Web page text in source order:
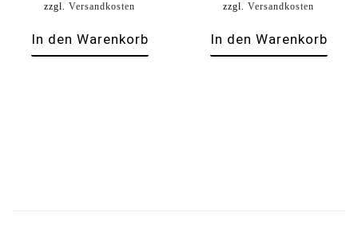
zzgl. Versandkosten
In den Warenkorb
zzgl. Versandkosten
In den Warenkorb